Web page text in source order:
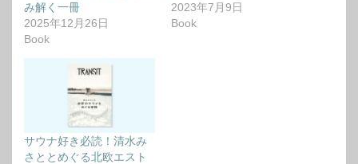
み解く一冊
2025年12月26日
Book
2023年7月9日
Book
サウナ好き必読！清水み
さととめぐる北欧エスト